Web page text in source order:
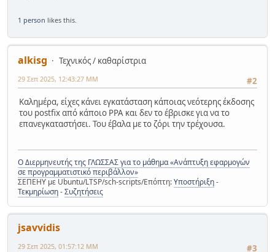
1 person likes this.
alkisg
Τεχνικός / καθαρίστρια
#2
29 Σεπ 2025, 12:43:27 ΜΜ
Καλημέρα, είχες κάνει εγκατάσταση κάποιας νεότερης έκδοσης
του postfix από κάποιο PPA και δεν το έβρισκε για να το
επανεγκαταστήσει. Του έβαλα με το ζόρι την τρέχουσα.
Ο Διερμηνευτής της ΓΛΩΣΣΑΣ για το μάθημα «Ανάπτυξη εφαρμογών
σε προγραμματιστικό περιβάλλον»
ΣΕΠΕΗΥ με Ubuntu/LTSP/sch-scripts/Επόπτη:Υποστήριξη-
Τεκμηρίωση-Συζητήσεις
jsavvidis
#3
29 Σεπ 2025, 01:57:12 ΜΜ